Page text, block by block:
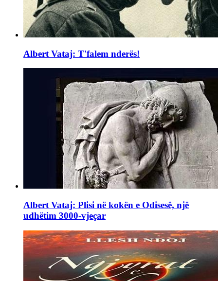
Albert Vataj: T'falem nderës!
Albert Vataj: Plisi në kokën e Odisesë, një
udhëtim 3000-vjeçar